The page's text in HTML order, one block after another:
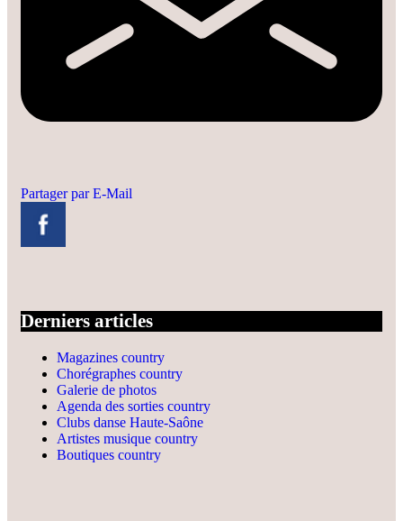
Partager par E-Mail
Derniers articles
Magazines country
Chorégraphes country
Galerie de photos
Agenda des sorties country
Clubs danse Haute-Saône
Artistes musique country
Boutiques country